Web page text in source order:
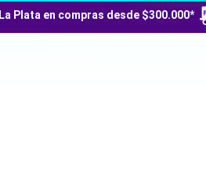
Plata en compras desde $300.000*